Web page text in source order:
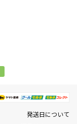
発送日について